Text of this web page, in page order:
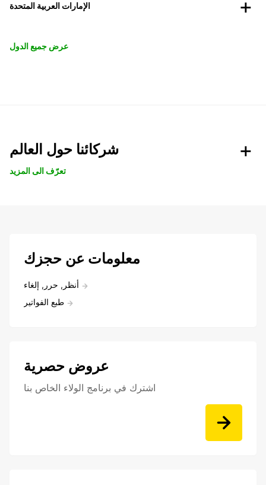
الإمارات العربية المتحدة
عرض جميع الدول
شركائنا حول العالم
تعرّف الى المزيد
معلومات عن حجزك
أنظر, حرر, إلغاء
طبع الفواتير
عروض حصرية
اشترك في برنامج الولاء الخاص بنا